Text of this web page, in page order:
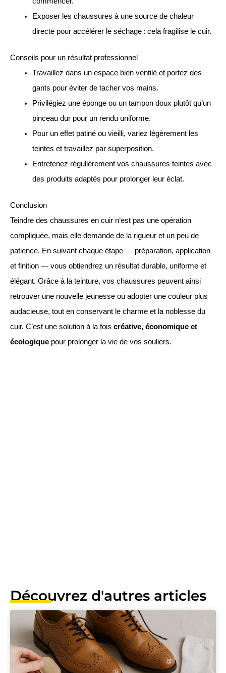
Exposer les chaussures à une source de chaleur
directe pour accélérer le séchage : cela fragilise le cuir.
Conseils pour un résultat professionnel
Travaillez dans un espace bien ventilé et portez des
gants pour éviter de tacher vos mains.
Privilégiez une éponge ou un tampon doux plutôt qu’un
pinceau dur pour un rendu uniforme.
Pour un effet patiné ou vieilli, variez légèrement les
teintes et travaillez par superposition.
Entretenez régulièrement vos chaussures teintes avec
des produits adaptés pour prolonger leur éclat.
Conclusion
Teindre des chaussures en cuir n’est pas une opération
compliquée, mais elle demande de la rigueur et un peu de
patience. En suivant chaque étape — préparation, application
et finition — vous obtiendrez un résultat durable, uniforme et
élégant. Grâce à la teinture, vos chaussures peuvent ainsi
retrouver une nouvelle jeunesse ou adopter une couleur plus
audacieuse, tout en conservant le charme et la noblesse du
cuir. C’est une solution à la fois créative, économique et
écologique pour prolonger la vie de vos souliers.
Découvrez d'autres articles